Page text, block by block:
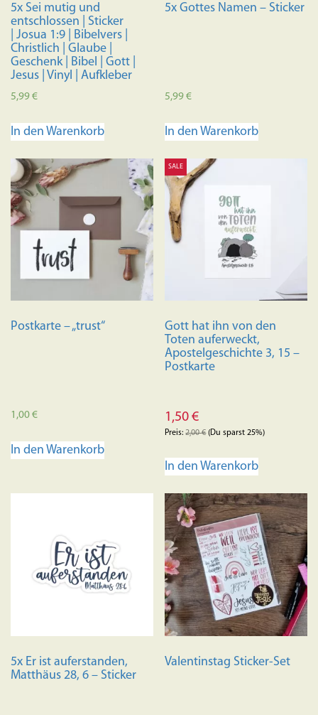
werden
5x Sei mutig und
entschlossen | Sticker
| Josua 1:9 | Bibelvers |
Christlich | Glaube |
Geschenk | Bibel | Gott |
Jesus | Vinyl | Aufkleber
5,99€
In den Warenkorb
5x Gottes Namen – Sticker
5,99€
In den Warenkorb
Postkarte – „trust“
1,00€
In den Warenkorb
SALE
Gott hat ihn von den
Toten auferweckt,
Apostelgeschichte 3, 15 –
Postkarte
1,50€
Preis:2,00€(Du sparst 25%)
In den Warenkorb
5x Er ist auferstanden,
Matthäus 28, 6 – Sticker
Valentinstag Sticker-Set